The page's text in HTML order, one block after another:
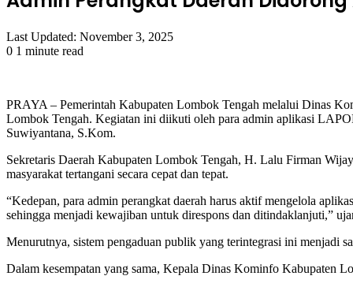
Last Updated: November 3, 2025
0 1 minute read
PRAYA – Pemerintah Kabupaten Lombok Tengah melalui Dinas
Lombok Tengah. Kegiatan ini diikuti oleh para admin aplikasi
Suwiyantana, S.Kom.
Sekretaris Daerah Kabupaten Lombok Tengah, H. Lalu Firman
masyarakat tertangani secara cepat dan tepat.
“Kedepan, para admin perangkat daerah harus aktif mengelola
sehingga menjadi kewajiban untuk direspons dan ditindaklanjuti,”
Menurutnya, sistem pengaduan publik yang terintegrasi ini menjadi
Dalam kesempatan yang sama, Kepala Dinas Kominfo Kabupaten